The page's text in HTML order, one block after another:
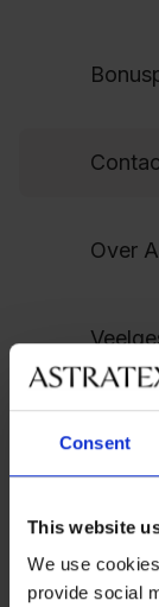
Consent
This website
We use
provide social
Over